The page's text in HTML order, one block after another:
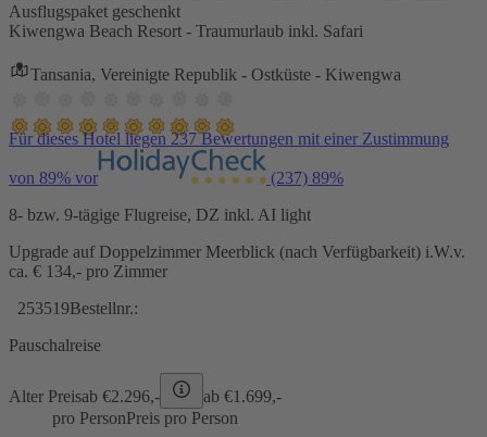
Ausflugspaket geschenkt
Kiwengwa Beach Resort - Traumurlaub inkl. Safari
Tansania, Vereinigte Republik - Ostküste - Kiwengwa
Für dieses Hotel liegen 237 Bewertungen mit einer Zustimmung
von 89% vor (237) 89%
8- bzw. 9-tägige Flugreise, DZ inkl. AI light
Upgrade auf Doppelzimmer Meerblick (nach Verfügbarkeit) i.W.v.
ca. € 134,- pro Zimmer
253519Bestellnr.:
Pauschalreise
Alter Preisab €2.296,- ab €1.699,-
pro PersonPreis pro Person